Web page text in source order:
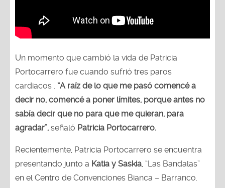
Un momento que cambió la vida de Patricia
Portocarrero fue cuando sufrió tres paros
cardiacos . “A raíz de lo que me pasó comencé a
decir no, comencé a poner límites, porque antes no
sabía decir que no para que me quieran, para
agradar”, señaló Patricia Portocarrero.
Recientemente, Patricia Portocarrero se encuentra
presentando junto a Katia y Saskia, “Las Bandalas”
en el Centro de Convenciones Bianca – Barranco.